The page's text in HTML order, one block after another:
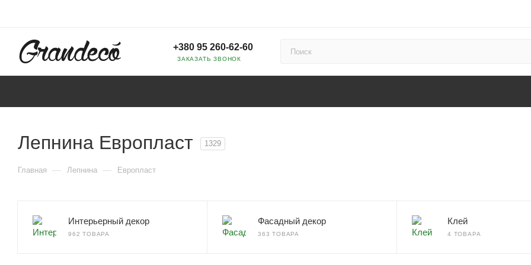
+380 95 260-62-60
ЗАКАЗАТЬ ЗВОНОК
Лепнина Европласт 1329
Главная — Лепнина — Европласт
Интерьерный декор
962 ТОВАРА
Фасадный декор
363 ТОВАРА
Клей
4 ТОВАРА